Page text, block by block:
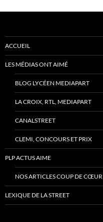
ACCUEIL
LES MÉDIAS ONT AIMÉ
BLOG LYCÉEN MEDIAPART
LA CROIX, RTL, MEDIAPART
CANALSTREET
CLEMI, CONCOURS ET PRIX
PLP ACTUS AIME
NOS ARTICLES COUP DE CŒUR
LEXIQUE DE LA STREET